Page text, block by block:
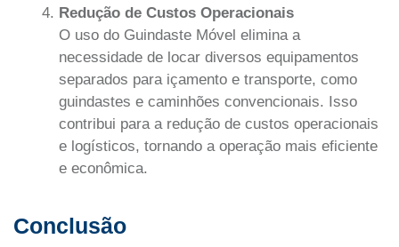
Redução de Custos Operacionais
O uso do Guindaste Móvel elimina a
necessidade de locar diversos equipamentos
separados para içamento e transporte, como
guindastes e caminhões convencionais. Isso
contribui para a redução de custos operacionais
e logísticos, tornando a operação mais eficiente
e econômica.
Conclusão